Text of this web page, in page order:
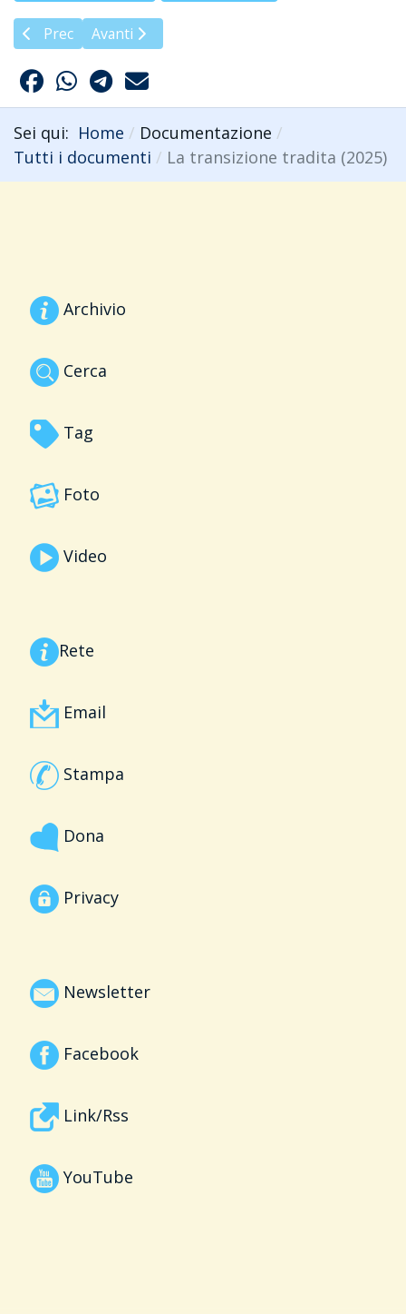
Articolo precedente: L'internazionale dei pesticidi (2020)
Prec Articolo successivo: Legambiente: dossier Stop
Avanti
Sei qui: Home
Documentazione
Tutti i documenti
La transizione tradita (2025)
Archivio
Cerca
Tag
Foto
Video
Rete
Email
Stampa
Dona
Privacy
Newsletter
Facebook
Link/Rss
YouTube